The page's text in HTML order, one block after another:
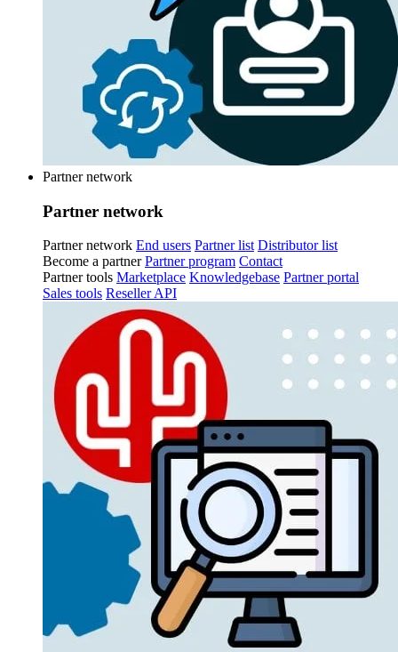
Partner network
Partner network
Partner network End users Partner list Distributor list
Become a partner Partner program Contact
Partner tools Marketplace Knowledgebase Partner portal
Sales tools Reseller API